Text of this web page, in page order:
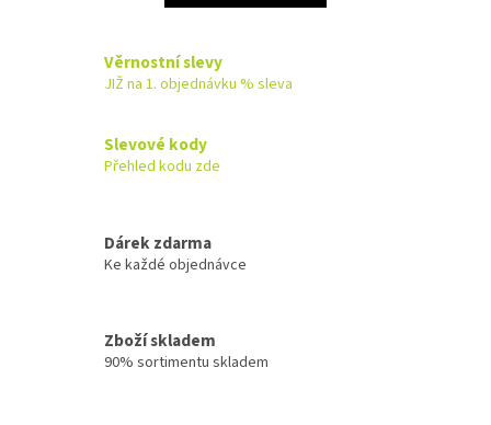
Věrnostní slevy
JIŽ na 1. objednávku % sleva
Slevové kody
Přehled kodu zde
Dárek zdarma
Ke každé objednávce
Zboží skladem
90% sortimentu skladem